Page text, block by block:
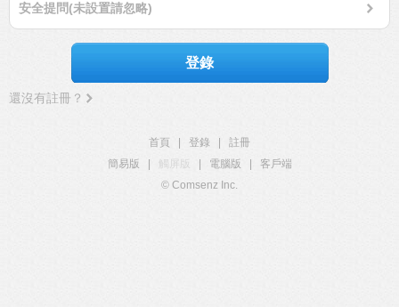
安全提問(未設置請忽略)
登錄
還沒有註冊？
首頁 登錄
註冊
簡易版
觸屏版 電腦版
客戶端
© Comsenz Inc.